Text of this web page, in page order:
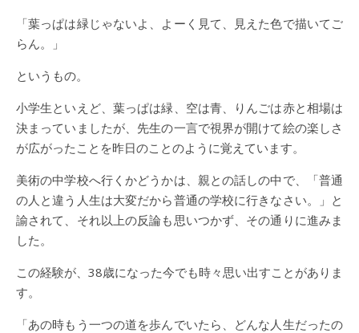
「葉っぱは緑じゃないよ、よーく見て、見えた色で描いてご
らん。」
というもの。
小学生といえど、葉っぱは緑、空は青、りんごは赤と相場は
決まっていましたが、先生の一言で視界が開けて絵の楽しさ
が広がったことを昨日のことのように覚えています。
美術の中学校へ行くかどうかは、親との話しの中で、「普通
の人と違う人生は大変だから普通の学校に行きなさい。」と
諭されて、それ以上の反論も思いつかず、その通りに進みま
した。
この経験が、38歳になった今でも時々思い出すことがありま
す。
「あの時もう一つの道を歩んでいたら、どんな人生だったの